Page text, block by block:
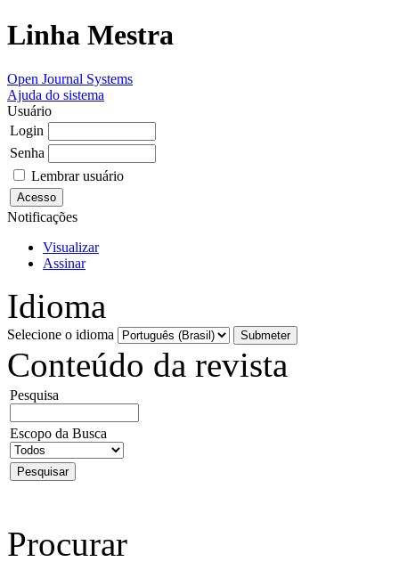
Linha Mestra
Open Journal Systems
Ajuda do sistema
Usuário
Login
Senha
Lembrar usuário
Notificações
Visualizar
Assinar
Idioma
Selecione o idioma
Conteúdo da revista
Pesquisa
Escopo da Busca
Procurar